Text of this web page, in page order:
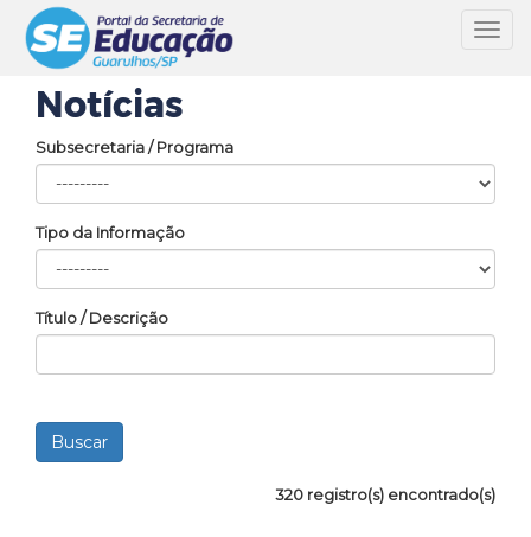
Notícias
Subsecretaria / Programa
Tipo da Informação
Título / Descrição
320 registro(s) encontrado(s)